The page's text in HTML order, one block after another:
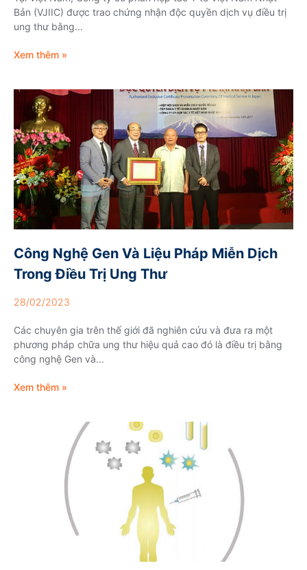
Bản (VJIIC) được trao chứng nhận độc quyền dịch vụ điều trị
ung thư bằng...
Xem thêm »
Công Nghệ Gen Và Liệu Pháp Miễn Dịch
Trong Điều Trị Ung Thư
28/02/2023
Các chuyên gia trên thế giới đã nghiên cứu và đưa ra một
phương pháp chữa ung thư hiệu quả cao đó là điều trị bằng
công nghệ Gen và...
Xem thêm »